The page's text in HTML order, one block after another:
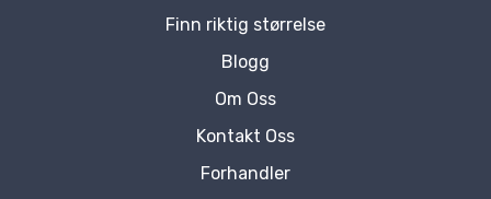
Finn riktig størrelse
Blogg
Om Oss
Kontakt Oss
Forhandler